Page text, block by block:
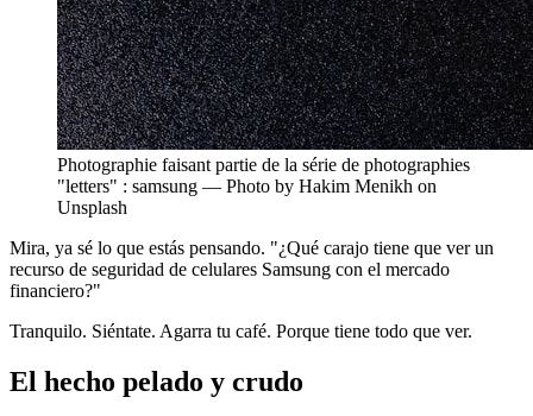
Photographie faisant partie de la série de photographies
"letters" : samsung — Photo by Hakim Menikh on
Unsplash
Mira, ya sé lo que estás pensando. "¿Qué carajo tiene que ver un
recurso de seguridad de celulares Samsung con el mercado
financiero?"
Tranquilo. Siéntate. Agarra tu café. Porque tiene todo que ver.
El hecho pelado y crudo